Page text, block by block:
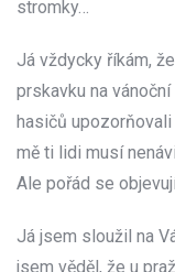
stromky…
Já vždycky říkám,
prskavku na
hasičů
mě ti lidi musí
Ale pořád se
Já jsem sloužil na
jsem věděl, že u